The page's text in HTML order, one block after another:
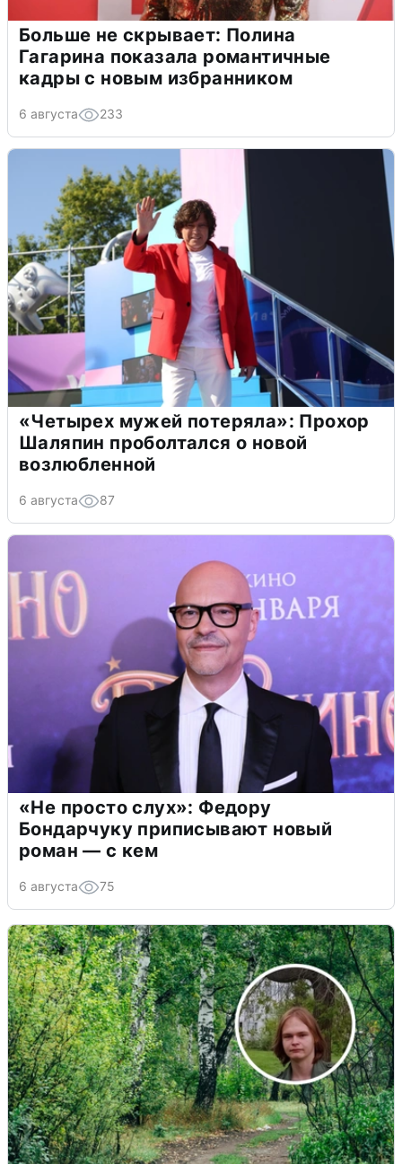
Больше не скрывает: Полина
Гагарина показала романтичные
кадры с новым избранником
6 августа 233
«Четырех мужей потеряла»: Прохор
Шаляпин проболтался о новой
возлюбленной
6 августа 87
«Не просто слух»: Федору
Бондарчуку приписывают новый
роман — с кем
6 августа 75